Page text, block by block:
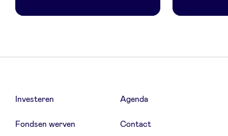
Investeren
Fondsen werven
Agenda
Contact